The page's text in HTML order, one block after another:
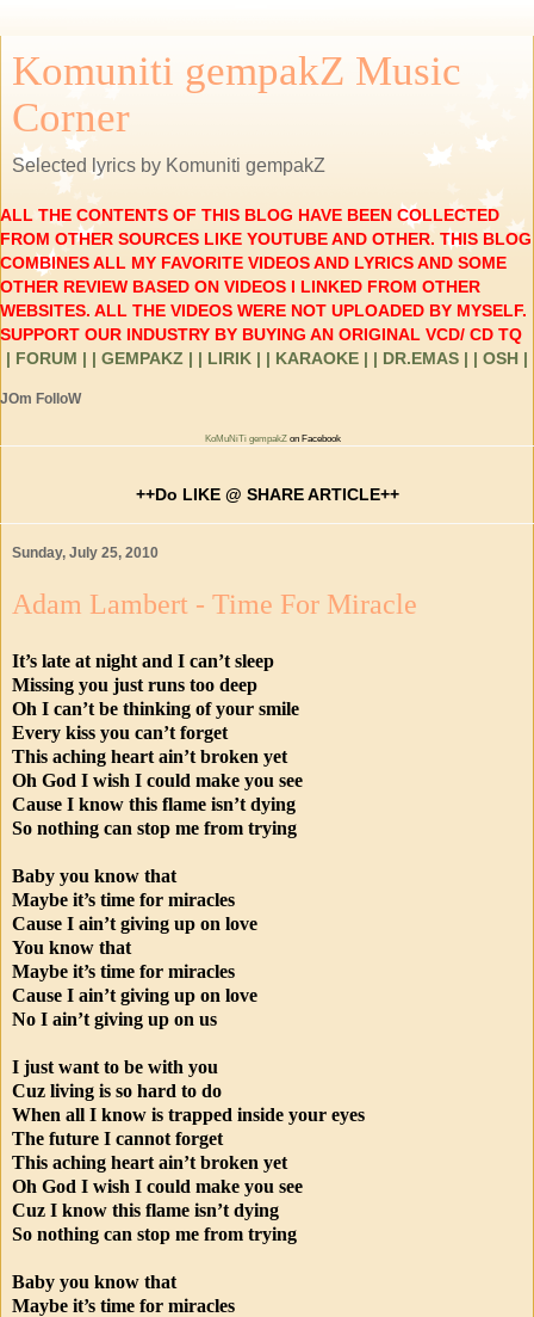
Komuniti gempakZ Music
Corner
Selected lyrics by Komuniti gempakZ
ALL THE CONTENTS OF THIS BLOG HAVE BEEN COLLECTED
FROM OTHER SOURCES LIKE YOUTUBE AND OTHER. THIS BLOG
COMBINES ALL MY FAVORITE VIDEOS AND LYRICS AND SOME
OTHER REVIEW BASED ON VIDEOS I LINKED FROM OTHER
WEBSITES. ALL THE VIDEOS WERE NOT UPLOADED BY MYSELF.
SUPPORT OUR INDUSTRY BY BUYING AN ORIGINAL VCD/ CD TQ
| FORUM | | GEMPAKZ | | LIRIK | | KARAOKE | | DR.EMAS | | OSH |
JOm FolloW
KoMuNiTi gempakZ on Facebook
++Do LIKE @ SHARE ARTICLE++
Sunday, July 25, 2010
Adam Lambert - Time For Miracle
It’s late at night and I can’t sleep
Missing you just runs too deep
Oh I can’t be thinking of your smile
Every kiss you can’t forget
This aching heart ain’t broken yet
Oh God I wish I could make you see
Cause I know this flame isn’t dying
So nothing can stop me from trying
Baby you know that
Maybe it’s time for miracles
Cause I ain’t giving up on love
You know that
Maybe it’s time for miracles
Cause I ain’t giving up on love
No I ain’t giving up on us
I just want to be with you
Cuz living is so hard to do
When all I know is trapped inside your eyes
The future I cannot forget
This aching heart ain’t broken yet
Oh God I wish I could make you see
Cuz I know this flame isn’t dying
So nothing can stop me from trying
Baby you know that
Maybe it’s time for miracles